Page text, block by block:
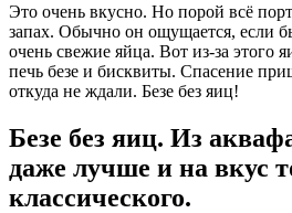
Это очень вкусно. Но порой всё
запах. Обычно он ощущается, если
очень свежие яйца. Вот из-за этого
печь безе и бисквиты. Спасение
откуда не ждали. Безе без яиц!
Безе без яиц. Из
даже лучше и на вкус
классического.